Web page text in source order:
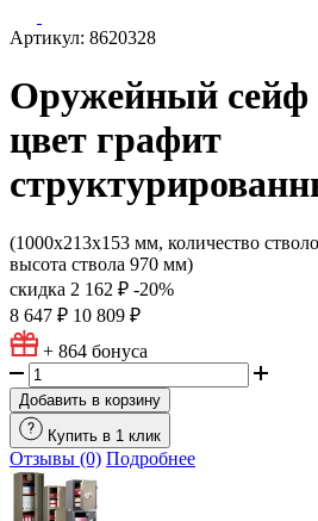
Артикул: 8620328
Оружейный сейф
цвет графит
(1000x213x153 мм, количество
высота ствола 970 мм)
скидка 2 162 ₽ -20%
8 647 ₽ 10 809 ₽
+ 864 бонуса
Добавить в корзину
Купить в 1 клик
Отзывы (0) Подробнее